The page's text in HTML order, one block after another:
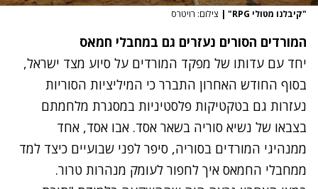
"קיבלנו מטולי RPG" | צילום: רויטרס
המורדים הסורים נעזרים גם במחבלי חמאס
יחד עם עדותו של מפקד המורדים על סיוע מצד ישראל,
בסוף החודש האחרון התברר כי המיליציות הסוריות
נעזרות גם בטקטיקות פלסטיניות במסגרת מלחמתם
בצבאו של נשיא סוריה בשאר אסד. אבו אסד, אחד
ממנהיגי המורדים בסוריה, סיפר לפני שבועיים כיצד למד
ממחבלי החמאס איך לחפור לעומק מנהרות טרור.